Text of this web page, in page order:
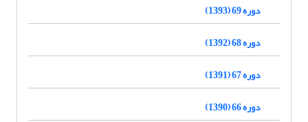
دوره 69 (1393)
دوره 68 (1392)
دوره 67 (1391)
دوره 66 (1390)